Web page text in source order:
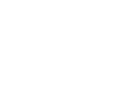
El pasado 24 de
Benalauría, se
tiempos.Jorge
lesión que hizo que
competición estuvo
Santiago de